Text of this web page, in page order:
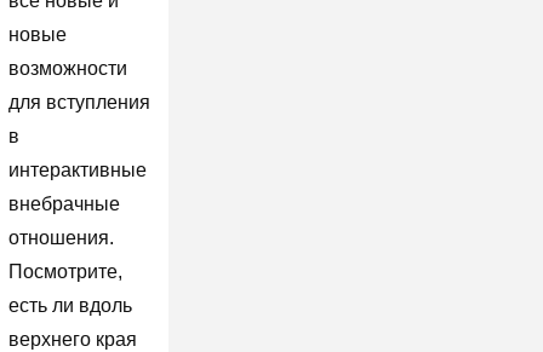
новые
возможности
для вступления
в
интерактивные
внебрачные
отношения.
Посмотрите,
есть ли вдоль
верхнего края